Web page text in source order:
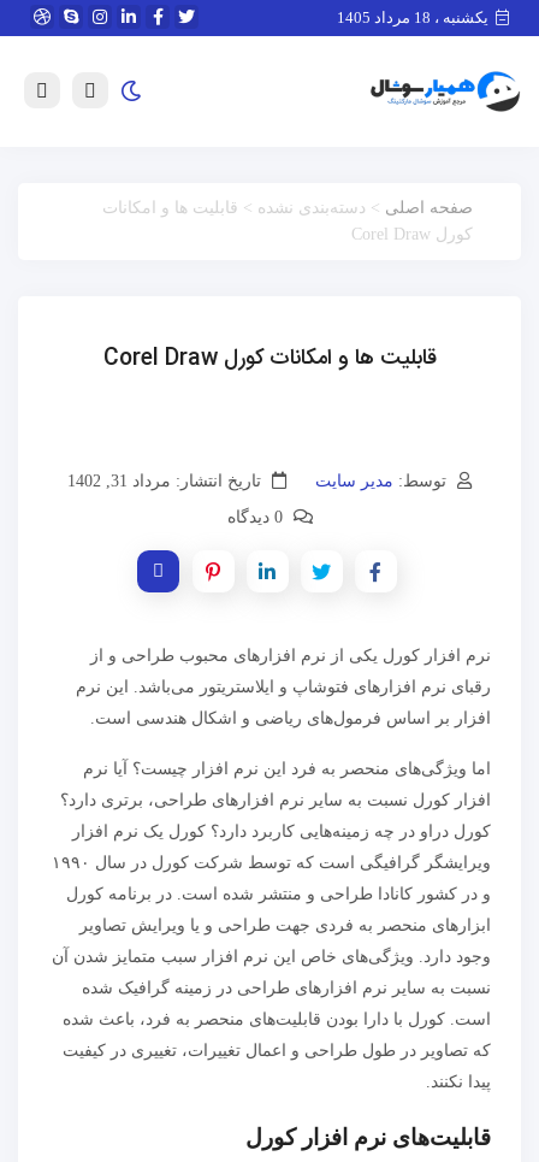
یکشنبه ، 18 مرداد 1405
صفحه اصلی > دسته‌بندی نشده > قابلیت ها و امکانات
کورل Corel Draw
قابلیت ها و امکانات کورل Corel Draw
توسط: مدیر سایت
تاریخ انتشار: مرداد 31, 1402
0 دیدگاه
نرم افزار کورل یکی از نرم افزارهای محبوب طراحی و‌ از
رقبای نرم افزارهای فتوشاپ و ایلاستریتور می‌باشد. این نرم
افزار بر اساس فرمول‌های ریاضی و اشکال هندسی است.
اما ویژگی‌های منحصر به فرد این نرم افزار چیست؟ آیا نرم
افزار کورل نسبت به سایر نرم افزارهای طراحی، برتری دارد؟
کورل دراو در چه زمینه‌هایی کاربرد دارد؟ کورل یک نرم افزار
ویرایشگر گرافیگی است که توسط شرکت کورل در سال ۱۹۹۰
و در کشور کانادا طراحی و منتشر شده است. در برنامه کورل
ابزارهای منحصر به فردی جهت طراحی و یا ویرایش تصاویر
وجود دارد. ویژگی‌های خاص این نرم افزار سبب متمایز شدن آن
نسبت به سایر نرم افزارهای طراحی در زمینه گرافیک شده
است. کورل با دارا بودن قابلیت‌های منحصر به فرد، باعث شده
که تصاویر در طول طراحی و اعمال تغییرات، تغییری در کیفیت
پیدا نکنند.
قابلیت‌های نرم افزار کورل